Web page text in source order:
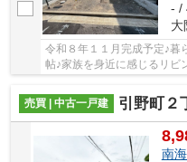
- /
大
令和８年１１月完成予定♪暮
帖♪家族を身近に感じるリビ
売買 | 中古一戸建 引野町
南